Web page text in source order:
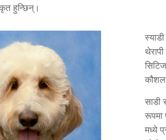
हुन्छिन्।
कौशल
साडी
रूपमा
मध्ये